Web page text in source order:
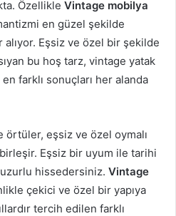
Özellikle Vintage mobilya
en güzel şekilde
alıyor. Eşsiz ve özel bir şekilde
bu hoş tarz, vintage yatak
farklı sonuçları her alanda
örtüler, eşsiz ve özel oymalı
Eşsiz bir uyum ile tarihi
hissedersiniz. Vintage
çekici ve özel bir yapıya
tercih edilen farklı